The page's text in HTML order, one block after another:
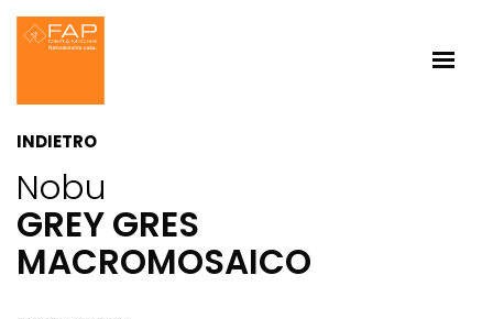
INDIETRO
Nobu
GREY GRES
MACROMOSAICO